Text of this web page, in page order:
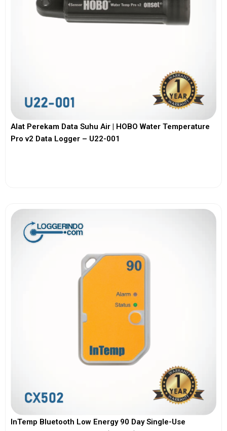
Alat Perekam Data Suhu Air | HOBO Water Temperature
Pro v2 Data Logger – U22-001
InTemp Bluetooth Low Energy 90 Day Single-Use